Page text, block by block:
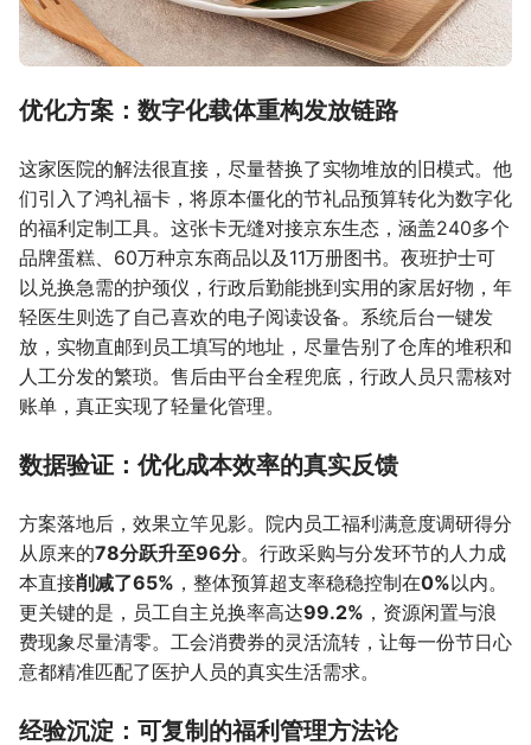
优化方案：数字化载体重构发放链路
这家医院的解法很直接，尽量替换了实物堆放的旧模式。他
们引入了鸿礼福卡，将原本僵化的节礼品预算转化为数字化
的福利定制工具。这张卡无缝对接京东生态，涵盖240多个
品牌蛋糕、60万种京东商品以及11万册图书。夜班护士可
以兑换急需的护颈仪，行政后勤能挑到实用的家居好物，年
轻医生则选了自己喜欢的电子阅读设备。系统后台一键发
放，实物直邮到员工填写的地址，尽量告别了仓库的堆积和
人工分发的繁琐。售后由平台全程兜底，行政人员只需核对
账单，真正实现了轻量化管理。
数据验证：优化成本效率的真实反馈
方案落地后，效果立竿见影。院内员工福利满意度调研得分
从原来的78分跃升至96分。行政采购与分发环节的人力成
本直接削减了65% ，整体预算超支率稳稳控制在0%以内。
更关键的是，员工自主兑换率高达99.2% ，资源闲置与浪
费现象尽量清零。工会消费券的灵活流转，让每一份节日心
意都精准匹配了医护人员的真实生活需求。
经验沉淀：可复制的福利管理方法论